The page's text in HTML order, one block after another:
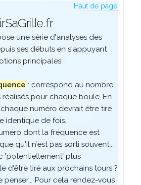
Haut de page
une série d'analyses des
ses débuts en s'appuyant
principales :
: correspond au nombre
réalisés pour chaque boule. En
numéro devrait être tiré
identique de fois.
dont la fréquence est
qu'il n'est pas sorti souvent...
'potentiellement' plus
d'être tiré aux prochains tours ?
penser... Pour cela rendez-vous